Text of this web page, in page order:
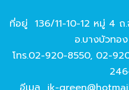
ที่อยู่ 136/11-10-12 หมู่ 4
อ.บางบัวทอง
โทร.02-920-8550, 02-